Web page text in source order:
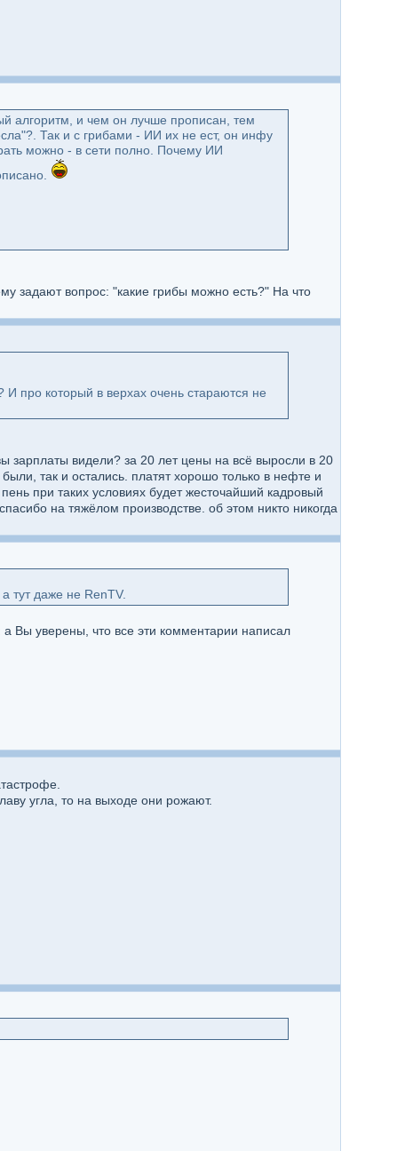
алгоритм, и чем он лучше прописан, тем
Так и с грибами - ИИ их не ест, он инфу
можно - в сети полно. Почему ИИ
задают вопрос: "какие грибы можно есть?" На что
И про который в верхах очень стараются не
зарплаты видели? за 20 лет цены на всё выросли в 20
так и остались. платят хорошо только в нефте и
при таких условиях будет жесточайший кадровый
на тяжёлом производстве. об этом никто никогда
тут даже не RenTV.
Вы уверены, что все эти комментарии написал
угла, то на выходе они рожают.